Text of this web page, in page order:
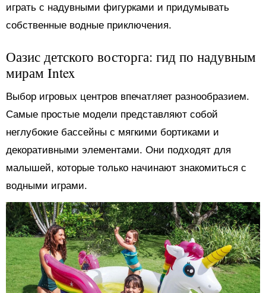
играть с надувными фигурками и придумывать
собственные водные приключения.
Оазис детского восторга: гид по надувным
мирам Intex
Выбор игровых центров впечатляет разнообразием.
Самые простые модели представляют собой
неглубокие бассейны с мягкими бортиками и
декоративными элементами. Они подходят для
малышей, которые только начинают знакомиться с
водными играми.